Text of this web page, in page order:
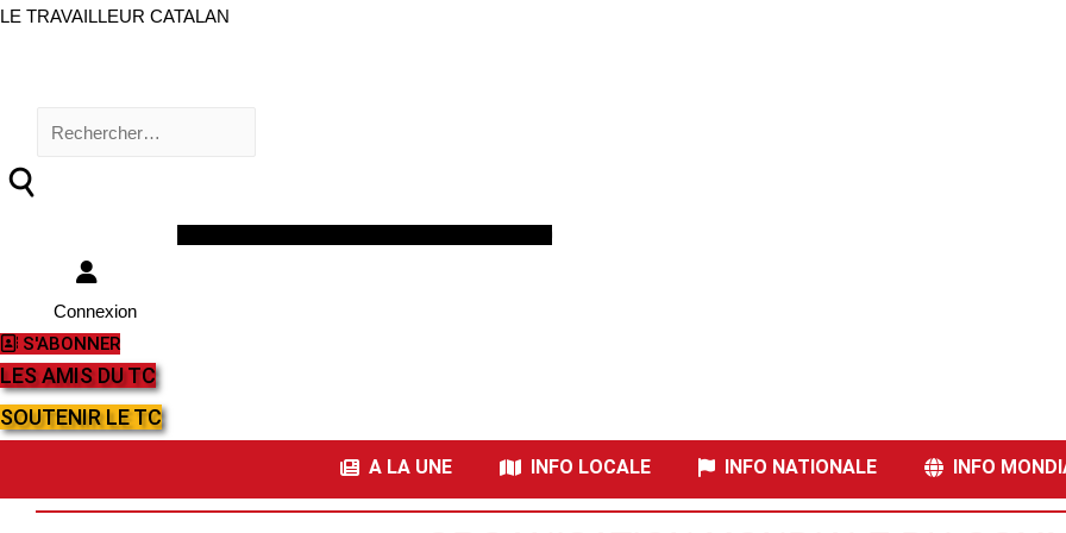
LE TRAVAILLEUR CATALAN
Rechercher :
Connexion
S'ABONNER
LES AMIS DU TC
SOUTENIR LE TC
A LA UNE INFO LOCALE INFO NATIONALE INFO